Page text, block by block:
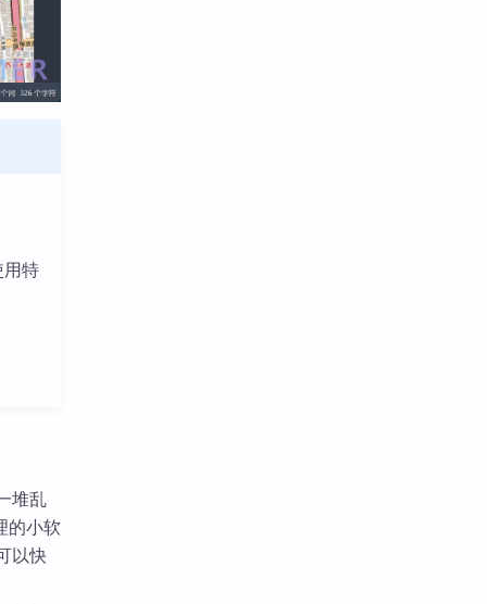
特
堆乱
的小软
以快